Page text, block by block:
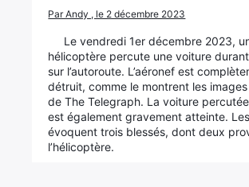
Par Andy , le 2 décembre 2023
Le vendredi 1er décembre 2023,
hélicoptère percute une voiture
sur l’autoroute. L’aéronef est
détruit, comme le montrent les
de The Telegraph. La voiture
est également gravement atteinte.
évoquent trois blessés, dont deux
l’hélicoptère.